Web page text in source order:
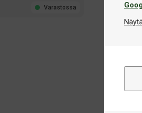
Varastossa